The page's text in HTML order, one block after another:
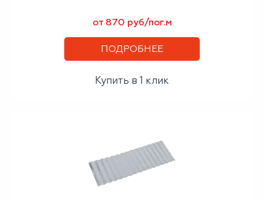
от 870 руб/пог.м
ПОДРОБНЕЕ
Купить в 1 клик